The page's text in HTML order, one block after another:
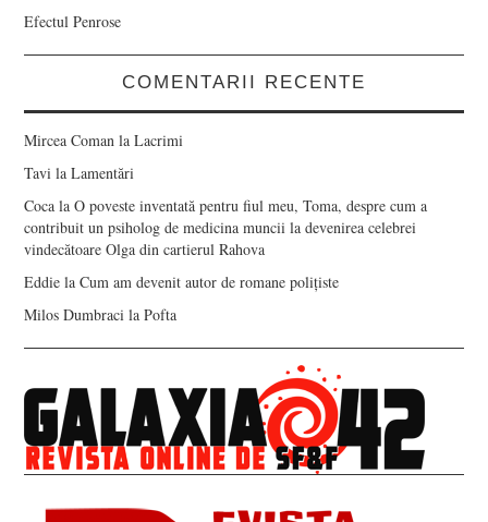
Efectul Penrose
COMENTARII RECENTE
Mircea Coman laLacrimi
Tavi laLamentări
Coca laO poveste inventată pentru fiul meu, Toma, despre cum a
contribuit un psiholog de medicina muncii la devenirea celebrei
vindecătoare Olga din cartierul Rahova
Eddie laCum am devenit autor de romane polițiste
Milos Dumbraci laPofta